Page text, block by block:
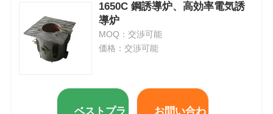
プラズマアーク炉
車の最下の炉
1650C 鋼誘導炉、高効率電気誘
導炉
MOQ：交渉可能
価格：交渉可能
ベストプラ お問い合わ